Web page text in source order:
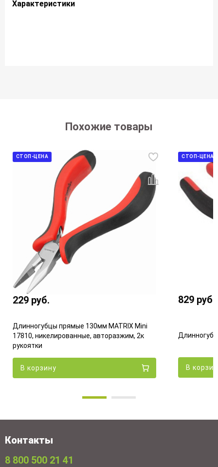
Характеристики
Похожие товары
СТОП-ЦЕНА
229 руб.
Длинногубцы прямые 130мм MATRIX Mini
17810, никелированные, авторазжим, 2к
рукоятки
В корзину
СТОП-ЦЕНА
829 руб.
В
Контакты
8 800 500 21 41